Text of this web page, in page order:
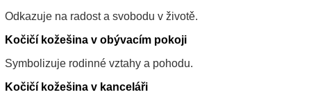
Odkazuje na radost a svobodu v životě.
Kočičí kožešina v obývacím pokoji
Symbolizuje rodinné vztahy a pohodu.
Kočičí kožešina v kanceláři